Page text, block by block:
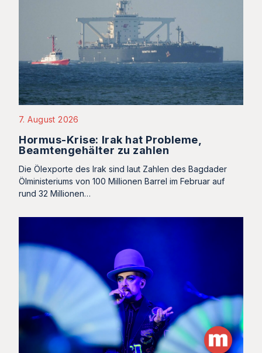
7. August 2026
Hormus-Krise: Irak hat Probleme,
Beamtengehälter zu zahlen
Die Ölexporte des Irak sind laut Zahlen des Bagdader
Ölministeriums von 100 Millionen Barrel im Februar auf
rund 32 Millionen…